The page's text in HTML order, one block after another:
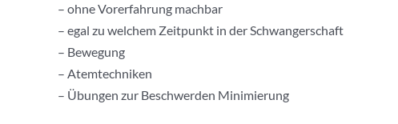
– ohne Vorerfahrung machbar
– egal zu welchem Zeitpunkt in der Schwangerschaft
– Bewegung
– Atemtechniken
– Übungen zur Beschwerden Minimierung